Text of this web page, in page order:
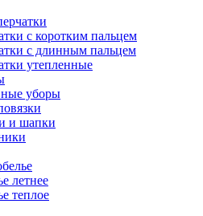
с коротким пальцем
с длинным пальцем
утепленные
уборы
и шапки
летнее
теплое